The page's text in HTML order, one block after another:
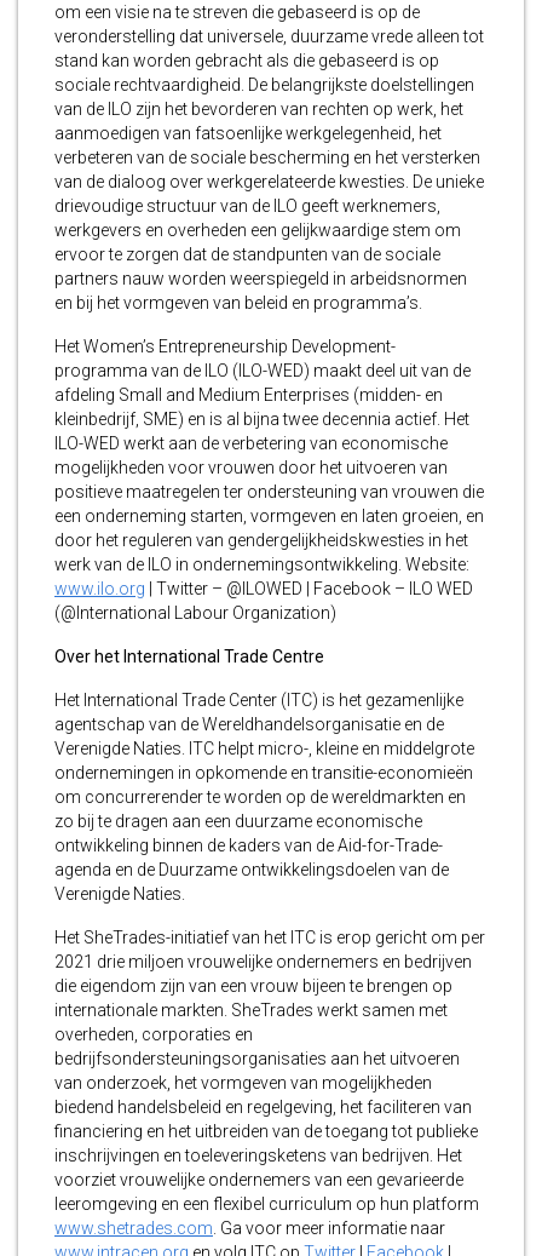
om een visie na te streven die gebaseerd is op de
veronderstelling dat universele, duurzame vrede alleen tot
stand kan worden gebracht als die gebaseerd is op
sociale rechtvaardigheid. De belangrijkste doelstellingen
van de ILO zijn het bevorderen van rechten op werk, het
aanmoedigen van fatsoenlijke werkgelegenheid, het
verbeteren van de sociale bescherming en het versterken
van de dialoog over werkgerelateerde kwesties. De unieke
drievoudige structuur van de ILO geeft werknemers,
werkgevers en overheden een gelijkwaardige stem om
ervoor te zorgen dat de standpunten van de sociale
partners nauw worden weerspiegeld in arbeidsnormen
en bij het vormgeven van beleid en programma’s.
Het Women’s Entrepreneurship Development-
programma van de ILO (ILO-WED) maakt deel uit van de
afdeling Small and Medium Enterprises (midden- en
kleinbedrijf, SME) en is al bijna twee decennia actief. Het
ILO-WED werkt aan de verbetering van economische
mogelijkheden voor vrouwen door het uitvoeren van
positieve maatregelen ter ondersteuning van vrouwen die
een onderneming starten, vormgeven en laten groeien, en
door het reguleren van gendergelijkheidskwesties in het
werk van de ILO in ondernemingsontwikkeling. Website:
www.ilo.org | Twitter – @ILOWED | Facebook – ILO WED
(@International Labour Organization)
Over het International Trade Centre
Het International Trade Center (ITC) is het gezamenlijke
agentschap van de Wereldhandelsorganisatie en de
Verenigde Naties. ITC helpt micro-, kleine en middelgrote
ondernemingen in opkomende en transitie-economieën
om concurrerender te worden op de wereldmarkten en
zo bij te dragen aan een duurzame economische
ontwikkeling binnen de kaders van de Aid-for-Trade-
agenda en de Duurzame ontwikkelingsdoelen van de
Verenigde Naties.
Het SheTrades-initiatief van het ITC is erop gericht om per
2021 drie miljoen vrouwelijke ondernemers en bedrijven
die eigendom zijn van een vrouw bijeen te brengen op
internationale markten. SheTrades werkt samen met
overheden, corporaties en
bedrijfsondersteuningsorganisaties aan het uitvoeren
van onderzoek, het vormgeven van mogelijkheden
biedend handelsbeleid en regelgeving, het faciliteren van
financiering en het uitbreiden van de toegang tot publieke
inschrijvingen en toeleveringsketens van bedrijven. Het
voorziet vrouwelijke ondernemers van een gevarieerde
leeromgeving en een flexibel curriculum op hun platform
www.shetrades.com . Ga voor meer informatie naar